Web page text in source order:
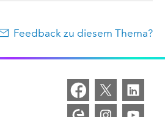
Feedback zu diesem Thema?